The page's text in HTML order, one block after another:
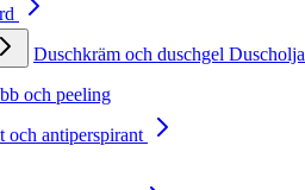
Duschkräm och duschgel Duscholja
och peeling
och antiperspirant